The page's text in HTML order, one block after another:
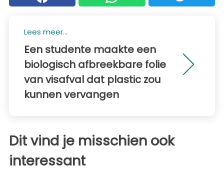
Lees meer...
Een studente maakte een
biologisch afbreekbare folie
van visafval dat plastic zou
kunnen vervangen
Dit vind je misschien ook
interessant